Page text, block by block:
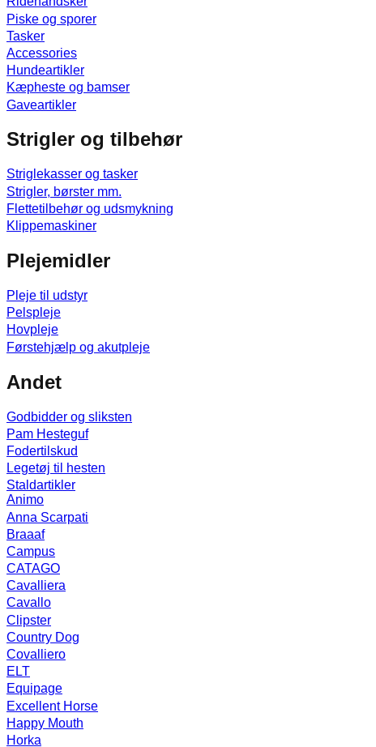
Piske og sporer
Tasker
Accessories
Hundeartikler
Kæpheste og bamser
Gaveartikler
Strigler og tilbehør
Striglekasser og tasker
Strigler, børster mm.
Flettetilbehør og udsmykning
Klippemaskiner
Plejemidler
Pleje til udstyr
Pelspleje
Hovpleje
Førstehjælp og akutpleje
Andet
Godbidder og sliksten
Pam Hesteguf
Fodertilskud
Legetøj til hesten
Staldartikler
Animo
Anna Scarpati
Braaaf
Campus
CATAGO
Cavalliera
Cavallo
Clipster
Country Dog
Covalliero
ELT
Equipage
Excellent Horse
Happy Mouth
Horka